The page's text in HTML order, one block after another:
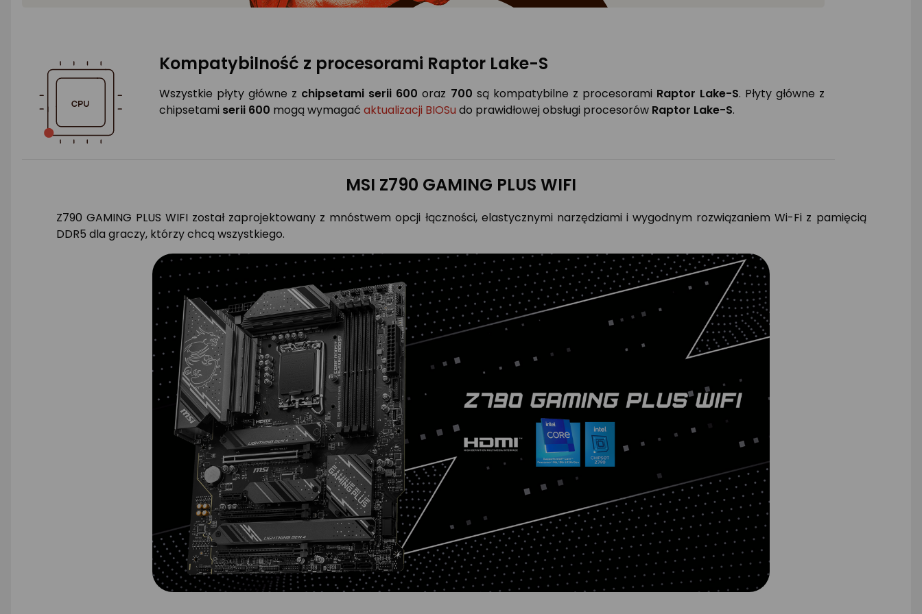
Kompatybilność z procesorami Raptor Lake-S
Wszystkie płyty główne z chipsetami serii 600 oraz 700 są kompatybilne z procesorami Raptor Lake-S. Płyty główne z
chipsetami serii 600 mogą wymagać aktualizacji BIOSu do prawidłowej obsługi procesorów Raptor Lake-S.
MSI Z790 GAMING PLUS WIFI
Z790 GAMING PLUS WIFI został zaprojektowany z mnóstwem opcji łączności, elastycznymi narzędziami i wygodnym rozwiązaniem Wi-Fi z pamięcią
DDR5 dla graczy, którzy chcą wszystkiego.